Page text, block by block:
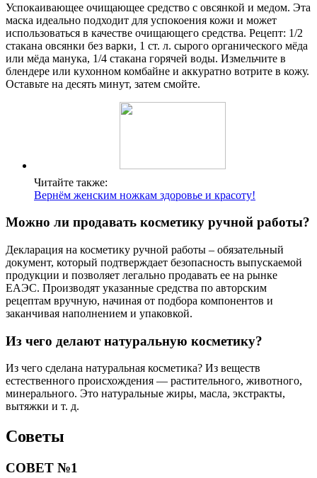
Успокаивающее очищающее средство с овсянкой и медом. Эта
маска идеально подходит для успокоения кожи и может
использоваться в качестве очищающего средства. Рецепт: 1/2
стакана овсянки без варки, 1 ст. л. сырого органического мёда
или мёда манука, 1/4 стакана горячей воды. Измельчите в
блендере или кухонном комбайне и аккуратно вотрите в кожу.
Оставьте на десять минут, затем смойте.
Читайте также:
Вернём женским ножкам здоровье и красоту!
Можно ли продавать косметику ручной работы?
Декларация на косметику ручной работы ‒ обязательный
документ, который подтверждает безопасность выпускаемой
продукции и позволяет легально продавать ее на рынке
ЕАЭС. Производят указанные средства по авторским
рецептам вручную, начиная от подбора компонентов и
заканчивая наполнением и упаковкой.
Из чего делают натуральную косметику?
Из чего сделана натуральная косметика? Из веществ
естественного происхождения — растительного, животного,
минерального. Это натуральные жиры, масла, экстракты,
вытяжки и т. д.
Советы
СОВЕТ №1